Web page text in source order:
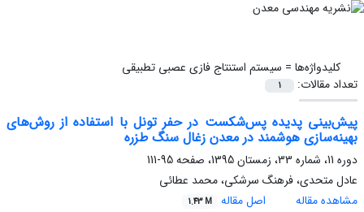
کلیدواژه‌ها = سیستم استنتاج فازی عصبی تطبیقی
تعداد مقالات:
1
پیش‌بینی پدیده پس‌شکست در حفر تونل با استفاده از روش‌های
بهینه‌سازی هوشمند در معدن زغال سنگ طزره
دوره 11، شماره 33، زمستان 1395، صفحه
95-111
عادل متحدی، فرهنگ سرشکی، محمد عطائی
مشاهده مقاله
اصل مقاله 1.43 M